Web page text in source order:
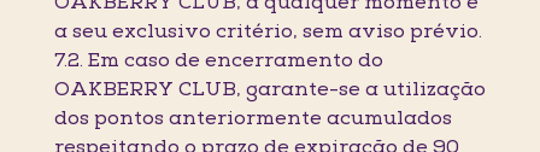
a seu exclusivo critério, sem aviso prévio.
7.2. Em caso de encerramento do
OAKBERRY CLUB, garante-se a utilização
dos pontos anteriormente acumulados